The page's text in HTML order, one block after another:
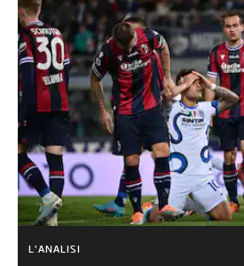
L'ANALISI